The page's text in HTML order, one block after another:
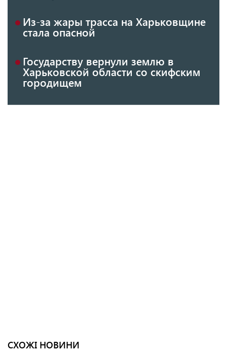
Из-за жары трасса на Харьковщине
стала опасной
Государству вернули землю в
Харьковской области со скифским
городищем
СХОЖІ НОВИНИ